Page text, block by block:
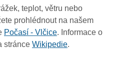
teplot, větru nebo
prohlédnout na našem
Počasí - Vlčice. Informace o
stránce Wikipedie.